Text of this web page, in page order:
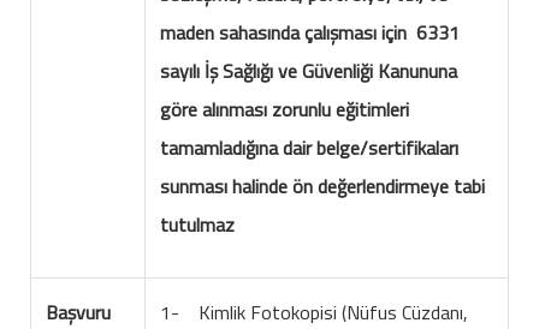
maden sahasında çalışması için 6331
sayılı İş Sağlığı ve Güvenliği Kanununa
göre alınması zorunlu eğitimleri
tamamladığına dair belge/sertifikaları
sunması halinde ön değerlendirmeye tabi
tutulmaz
Başvuru
1- Kimlik Fotokopisi (Nüfus Cüzdanı,